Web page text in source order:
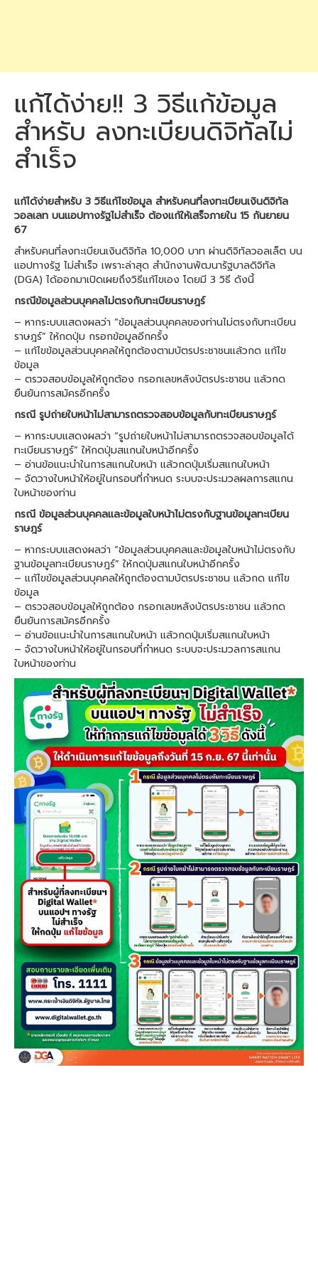
แก้ได้ง่าย!! 3 วิธีแก้ข้อมูล
สำหรับ ลงทะเบียนดิจิทัลไม่
สำเร็จ
แก้ได้ง่ายสำหรับ 3 วิธีแก้ไชข้อมูล สำหรับคนที่ลงทะเบียนเงินดิจิทัล
วอลเลท บนแอปทางรัฐไม่สำเร็จ ต้องแก้ให้เสร็จภายใน 15 กันยายน
67
สำหรับคนที่ลงทะเบียนเงินดิจิทัล 10,000 บาท ผ่านดิจิทัลวอลเล็ต บน
แอปทางรัฐ ไม่สำเร็จ เพราะล่าสุด สำนักงานพัฒนารัฐบาลดิจิทัล
(DGA) ได้ออกมาเปิดเผยถึงวิธีแก้ไขเอง โดยมี 3 วิธี ดังนี้
กรณีข้อมูลส่วนบุคคลไม่ตรงกับทะเบียนราษฎร์
– หากระบบแสดงผลว่า “ข้อมูลส่วนบุคคลของท่านไม่ตรงกับทะเบียน
ราษฎร์” ให้กดปุ่ม กรอกข้อมูลอีกครั้ง
– แก้ไขข้อมูลส่วนบุคคลให้ถูกต้องตามบัตรประชาชนแล้วกด แก้ไข
ข้อมูล
– ตรวจสอบข้อมูลให้ถูกต้อง กรอกเลขหลังบัตรประชาชน แล้วกด
ยืนยันการสมัครอีกครั้ง
กรณี รูปถ่ายใบหน้าไม่สามารถตรวจสอบข้อมูลกับทะเบียนราษฎร์
– หากระบบแสดงผลว่า “รูปถ่ายใบหน้าไม่สามารถตรวจสอบข้อมูลได้
ทะเบียนราษฎร์” ให้กดปุ่มสแกนใบหน้าอีกครั้ง
– อ่านข้อแนะนำในการสแกนใบหน้า แล้วกดปุ่มเริ่มสแกนใบหน้า
– จัดวางใบหน้าให้อยู่ในกรอบที่กำหนด ระบบจะประมวลผลการสแกน
ใบหน้าของท่าน
กรณี ข้อมูลส่วนบุคคลและข้อมูลใบหน้าไม่ตรงกับฐานข้อมูลทะเบียน
ราษฎร์
– หากระบบแสดงผลว่า “ข้อมูลส่วนบุคคลและข้อมูลใบหน้าไม่ตรงกับ
ฐานข้อมูลทะเบียนราษฎร์” ให้กดปุ่มสแกนใบหน้าอีกครั้ง
– แก้ไขข้อมูลส่วนบุคคลให้ถูกต้องตามบัตรประชาชน แล้วกด แก้ไข
ข้อมูล
– ตรวจสอบข้อมูลให้ถูกต้อง กรอกเลขหลังบัตรประชาชน แล้วกด
ยืนยันการสมัครอีกครั้ง
– อ่านข้อแนะนำในการสแกนใบหน้า แล้วกดปุ่มเริ่มสแกนใบหน้า
– จัดวางใบหน้าให้อยู่ในกรอบที่กำหนด ระบบจะประมวลการสแกน
ใบหน้าของท่าน